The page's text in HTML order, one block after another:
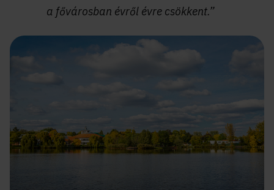
a fővárosban évről évre csökkent.”